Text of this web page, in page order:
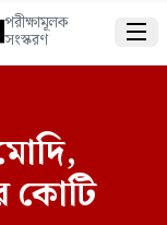
পরীক্ষামূলক
সংস্করণ 
কোটি